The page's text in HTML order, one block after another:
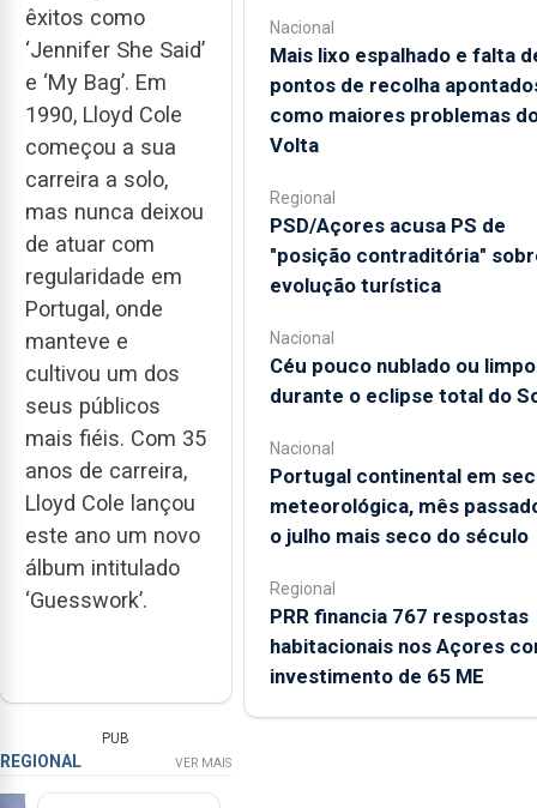
êxitos como
‘Jennifer She Said’
e ‘My Bag’. Em
1990, Lloyd Cole
começou a sua
carreira a solo,
mas nunca deixou
de atuar com
regularidade em
Portugal, onde
manteve e
cultivou um dos
seus públicos
mais fiéis. Com 35
anos de carreira,
Lloyd Cole lançou
este ano um novo
álbum intitulado
‘Guesswork’.
PUB
REGIONAL VER MAIS
Nacional
Mais lixo espalhado e falta
pontos de recolha
como maiores problemas
Volta
Regional
PSD/Açores acusa PS de
"posição contraditória"
evolução turística
Nacional
Céu pouco nublado ou limpo
durante o eclipse total do
Nacional
Portugal continental em
meteorológica, mês
o julho mais seco do século
Regional
PRR financia 767 respostas
habitacionais nos Açores
investimento de 65 ME